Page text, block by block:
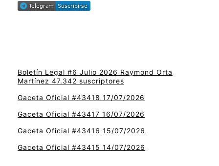
Boletín Legal #6 Julio 2026 Raymond Orta
Martínez 47.342 suscriptores
Gaceta Oficial #43418 17/07/2026
Gaceta Oficial #43417 16/07/2026
Gaceta Oficial #43416 15/07/2026
Gaceta Oficial #43415 14/07/2026